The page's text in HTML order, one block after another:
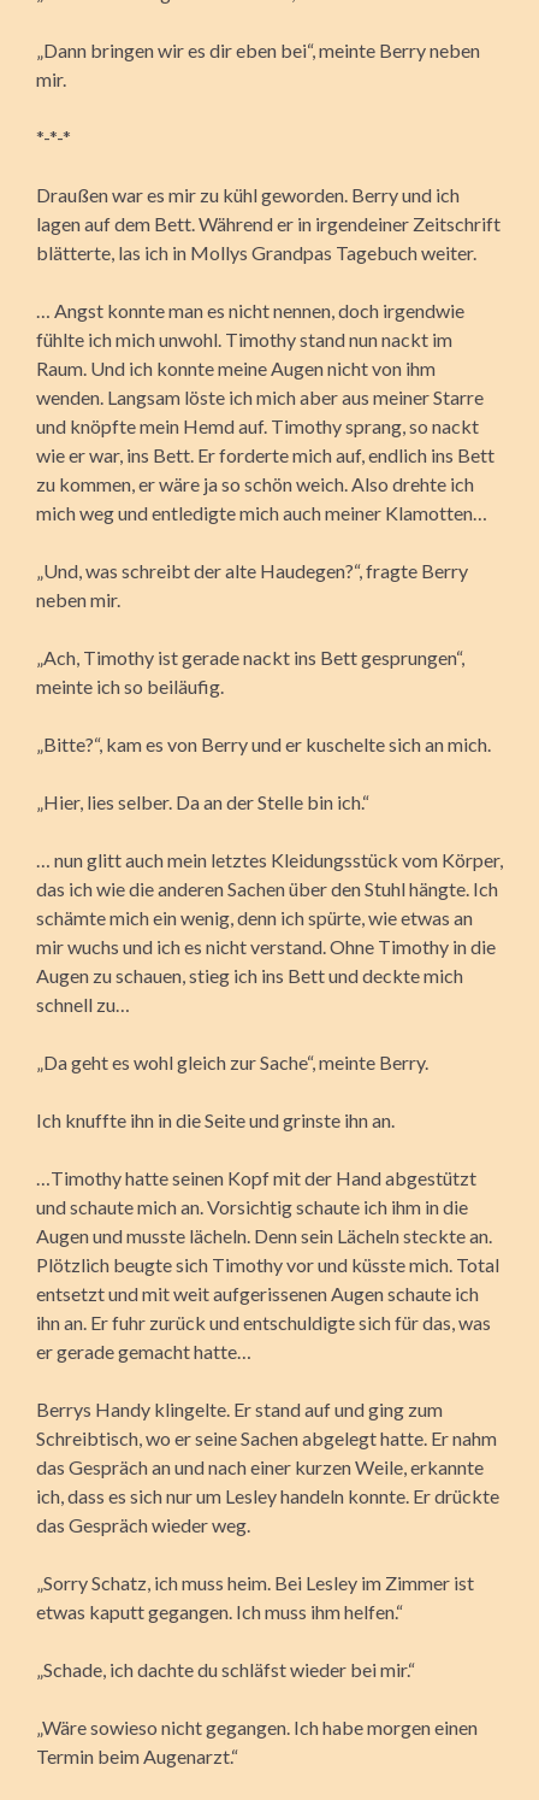
„Dann bringen wir es dir eben bei“, meinte Berry neben
mir.
*-*-*
Draußen war es mir zu kühl geworden. Berry und ich
lagen auf dem Bett. Während er in irgendeiner Zeitschrift
blätterte, las ich in Mollys Grandpas Tagebuch weiter.
… Angst konnte man es nicht nennen, doch irgendwie
fühlte ich mich unwohl. Timothy stand nun nackt im
Raum. Und ich konnte meine Augen nicht von ihm
wenden. Langsam löste ich mich aber aus meiner Starre
und knöpfte mein Hemd auf. Timothy sprang, so nackt
wie er war, ins Bett. Er forderte mich auf, endlich ins Bett
zu kommen, er wäre ja so schön weich. Also drehte ich
mich weg und entledigte mich auch meiner Klamotten…
„Und, was schreibt der alte Haudegen?“, fragte Berry
neben mir.
„Ach, Timothy ist gerade nackt ins Bett gesprungen“,
meinte ich so beiläufig.
„Bitte?“, kam es von Berry und er kuschelte sich an mich.
„Hier, lies selber. Da an der Stelle bin ich.“
… nun glitt auch mein letztes Kleidungsstück vom Körper,
das ich wie die anderen Sachen über den Stuhl hängte. Ich
schämte mich ein wenig, denn ich spürte, wie etwas an
mir wuchs und ich es nicht verstand. Ohne Timothy in die
Augen zu schauen, stieg ich ins Bett und deckte mich
schnell zu…
„Da geht es wohl gleich zur Sache“, meinte Berry.
Ich knuffte ihn in die Seite und grinste ihn an.
…Timothy hatte seinen Kopf mit der Hand abgestützt
und schaute mich an. Vorsichtig schaute ich ihm in die
Augen und musste lächeln. Denn sein Lächeln steckte an.
Plötzlich beugte sich Timothy vor und küsste mich. Total
entsetzt und mit weit aufgerissenen Augen schaute ich
ihn an. Er fuhr zurück und entschuldigte sich für das, was
er gerade gemacht hatte…
Berrys Handy klingelte. Er stand auf und ging zum
Schreibtisch, wo er seine Sachen abgelegt hatte. Er nahm
das Gespräch an und nach einer kurzen Weile, erkannte
ich, dass es sich nur um Lesley handeln konnte. Er drückte
das Gespräch wieder weg.
„Sorry Schatz, ich muss heim. Bei Lesley im Zimmer ist
etwas kaputt gegangen. Ich muss ihm helfen.“
„Schade, ich dachte du schläfst wieder bei mir.“
„Wäre sowieso nicht gegangen. Ich habe morgen einen
Termin beim Augenarzt.“